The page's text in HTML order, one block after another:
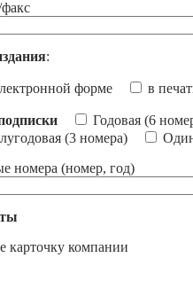
:
форме в
Годовая (6
(3 номера)
номера (номер, год)
карточку компании